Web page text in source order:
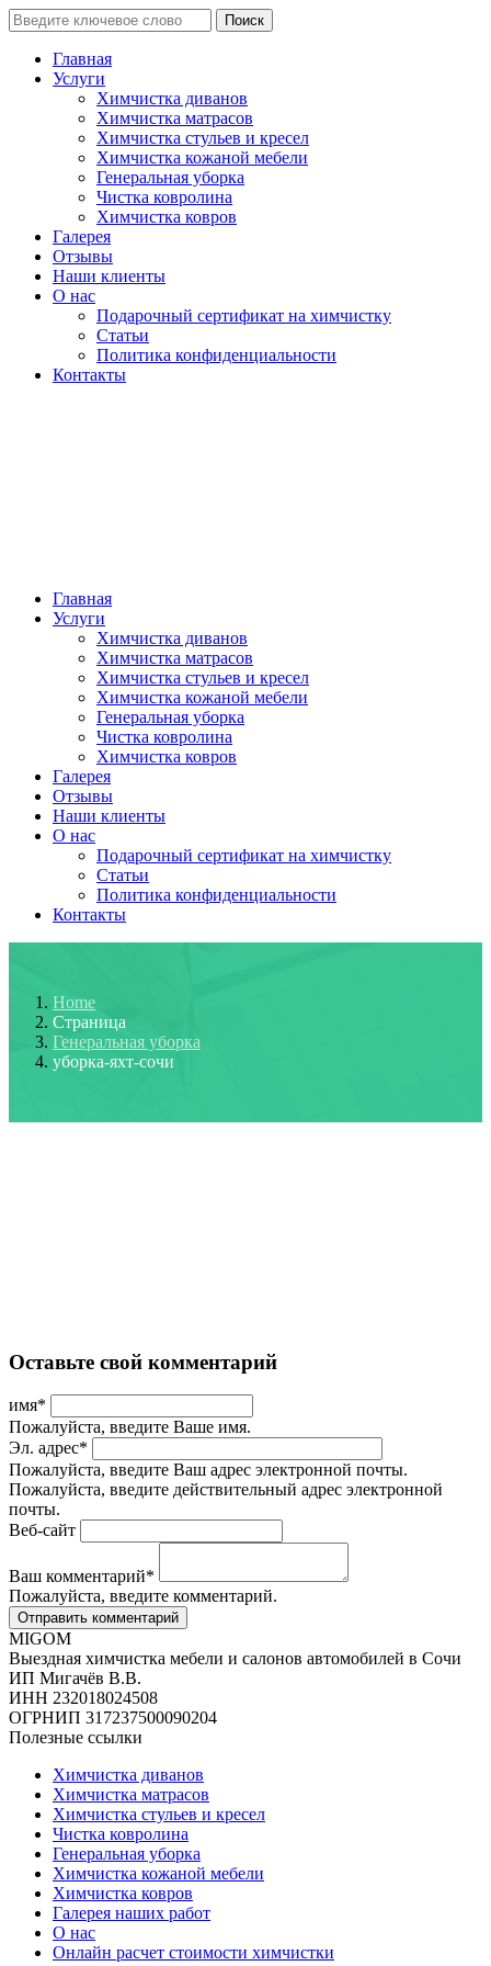
Поиск
Главная
Услуги
Химчистка диванов
Химчистка матрасов
Химчистка стульев и кресел
Химчистка кожаной мебели
Генеральная уборка
Чистка ковролина
Химчистка ковров
Галерея
Отзывы
Наши клиенты
О нас
Подарочный сертификат на химчистку
Статьи
Политика конфиденциальности
Контакты
Главная
Услуги
Химчистка диванов
Химчистка матрасов
Химчистка стульев и кресел
Химчистка кожаной мебели
Генеральная уборка
Чистка ковролина
Химчистка ковров
Галерея
Отзывы
Наши клиенты
О нас
Подарочный сертификат на химчистку
Статьи
Политика конфиденциальности
Контакты
Home
Страница
Генеральная уборка
уборка-яхт-сочи
Оставьте свой комментарий
имя*
Пожалуйста, введите Ваше имя.
Эл. адрес*
Пожалуйста, введите Ваш адрес электронной почты.
Пожалуйста, введите действительный адрес электронной
почты.
Веб-сайт
Ваш комментарий*
Пожалуйста, введите комментарий.
MIGOM
Выездная химчистка мебели и салонов автомобилей в Сочи
ИП Мигачёв В.В.
ИНН 232018024508
ОГРНИП 317237500090204
Полезные ссылки
Химчистка диванов
Химчистка матрасов
Химчистка стульев и кресел
Чистка ковролина
Генеральная уборка
Химчистка кожаной мебели
Химчистка ковров
Галерея наших работ
О нас
Онлайн расчет стоимости химчистки